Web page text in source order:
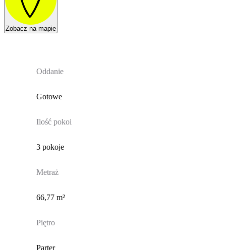
Zobacz na mapie
Oddanie
Gotowe
Ilość pokoi
3 pokoje
Metraż
66,77 m²
Piętro
Parter